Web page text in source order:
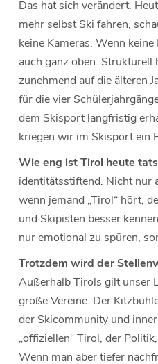
Das hat sich verändert.
mehr selbst Ski fahren,
keine Kameras. Wenn
auch ganz oben.
zunehmend auf die älteren
für die vier
dem Skisport langfristig
kriegen wir im Skisport ein
Wie eng ist Tirol heute
identitätsstiftend. Nicht nur
wenn jemand „Tirol“ hört,
und Skipisten besser
nur emotional zu spüren,
Trotzdem wird der
Außerhalb Tirols gilt unser
große Vereine. Der
der Skicommunity und
„offiziellen“ Tirol, der
Wenn man aber tiefer